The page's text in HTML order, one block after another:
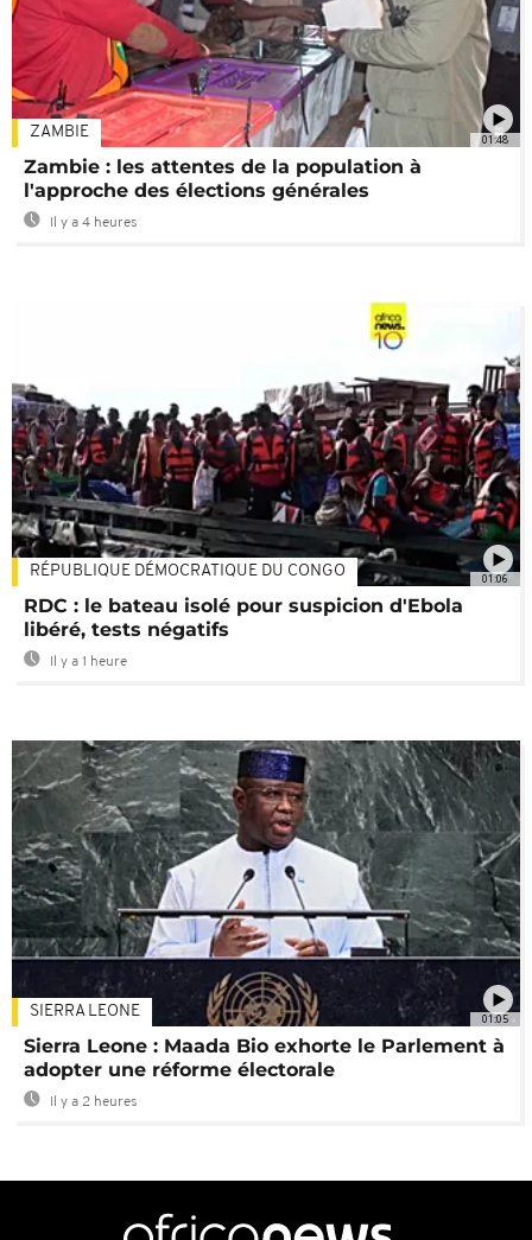
01:48
ZAMBIE
Zambie : les attentes de la population à
l'approche des élections générales
Il y a 4 heures
01:06
RÉPUBLIQUE DÉMOCRATIQUE DU CONGO
RDC : le bateau isolé pour suspicion d'Ebola
libéré, tests négatifs
Il y a 1 heure
01:05
SIERRA LEONE
Sierra Leone : Maada Bio exhorte le Parlement à
adopter une réforme électorale
Il y a 2 heures